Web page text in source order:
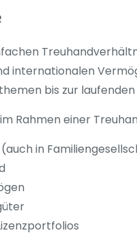
internationalen
bis zur
Rahmen einer
in